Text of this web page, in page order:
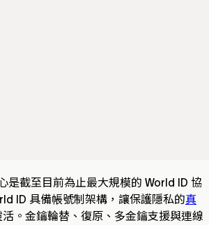
是截至目前為止最大規模的 World ID 協
ID 具備帳號制架構，讓保護隱私的真
。金鑰輪替、復原、多金鑰支援與連線